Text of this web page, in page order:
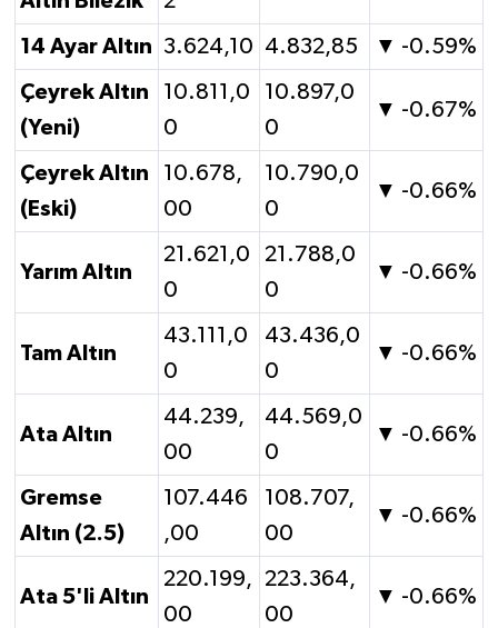
14 Ayar Altın 3.624,10 4.832,85 ▼ -0.59%
Çeyrek Altın
(Yeni)
10.811,0
0
10.897,0
0
▼ -0.67%
Çeyrek Altın
(Eski)
10.678,
00
10.790,0
0
▼ -0.66%
Yarım Altın
21.621,0
0
21.788,0
0
▼ -0.66%
Tam Altın
43.111,0
0
43.436,0
0
▼ -0.66%
Ata Altın
44.239,
00
44.569,0
0
▼ -0.66%
Gremse
Altın (2.5)
107.446
,00
108.707,
00
▼ -0.66%
Ata 5'li Altın
220.199,
00
223.364,
00
▼ -0.66%